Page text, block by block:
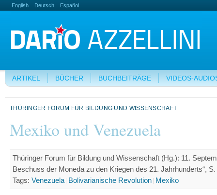
English Deutsch Español
ARTIKEL BÜCHER BUCHBEITRÄGE VIDEOS-
THÜRINGER FORUM FÜR BILDUNG UND WISSENSCHAFT
Mexiko und Venezuela
Thüringer Forum für Bildung und Wissenschaft (Hg.): 11.
Beschuss der Moneda zu den Kriegen des 21. Jahrhunderts“,
Tags: Venezuela Bolivarianische Revolution Mexiko